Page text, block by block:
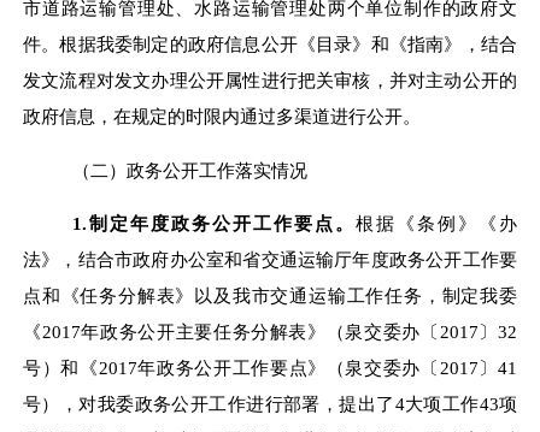
市道路运输管理处、 水路运输管理处两个单位制作的政府文
件。根据我委制定的政府信息公开《目录》和《指南》，结合
发文流程对发文办理公开属性进行把关审核，并对主动公开的
政府信息，在规定的时限内通过多渠道进行公开。
（ 二 ） 政务公开工作落实情况
1.制定年度政务公开工作要点。 根据 《条例》《办
法》， 结合市政府办公室和省交通运输厅年度政务公开工作要
点和《任务分解表》以及 我市交通运输工作任务，制定我委
《2017年政务公开主要任务分解表》（泉交委办〔 2017〕32
号）和 《2017年政务公开工作要点》（泉交委办〔 2017〕41
号）
， 对我委政务公开工作进行部署，提出了4大项工作43项